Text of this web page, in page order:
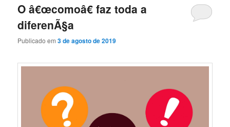
O â€œcomoâ€ faz toda a
diferenÃ§a
Publicado em3 de agosto de 2019